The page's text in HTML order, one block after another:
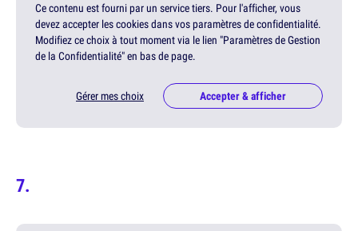
Ce contenu est fourni par un service tiers. Pour l'afficher, vous
devez accepter les cookies dans vos paramètres de confidentialité.
Modifiez ce choix à tout moment via le lien "Paramètres de Gestion
de la Confidentialité" en bas de page.
Gérer mes choix Accepter & afficher